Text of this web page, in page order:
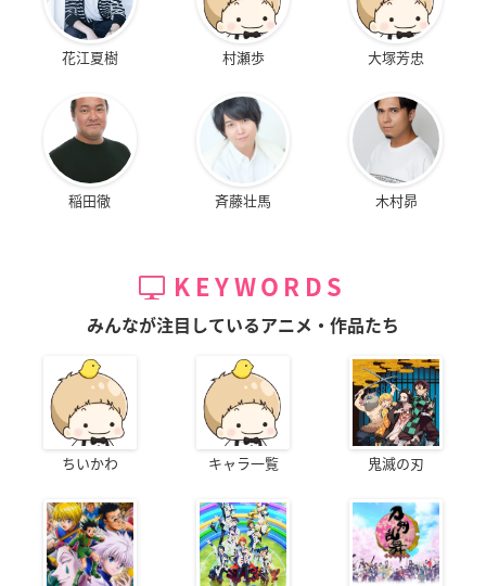
花江夏樹 村瀬歩 大塚芳忠
稲田徹 斉藤壮馬 木村昴
KEYWORDS
みんなが注目しているアニメ・作品たち
ちいかわ キャラ一覧 鬼滅の刃